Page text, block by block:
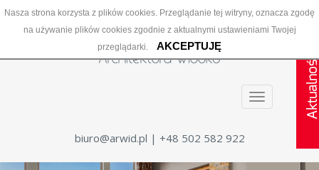
Nasza strona korzysta z plików cookies. Przeglądanie tej witryny, oznacza zgodę
na używanie plików cookies zgodnie z aktualnymi ustawieniami Twojej
przeglądarki.
AKCEPTUJĘ
biuro@arwid.pl | +48 502 582 922